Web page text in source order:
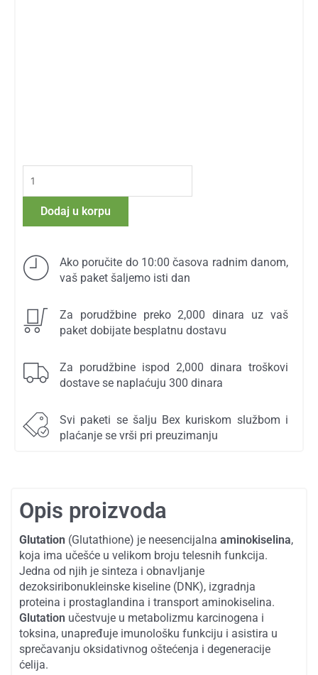
250
Dodaj u korpu
Ako poručite do 10:00 časova radnim danom,
vaš paket šaljemo isti dan
Za porudžbine preko 2,000 dinara uz vaš
paket dobijate besplatnu dostavu
Za porudžbine ispod 2,000 dinara troškovi
dostave se naplaćuju 300 dinara
Svi paketi se šalju Bex kuriskom službom i
plaćanje se vrši pri preuzimanju
Opis proizvoda
Glutation (Glutathione) je neesencijalna aminokiselina,
koja ima učešće u velikom broju telesnih funkcija.
Jedna od njih je sinteza i obnavljanje
dezoksiribonukleinske kiseline (DNK), izgradnja
proteina i prostaglandina i transport aminokiselina.
Glutation učestvuje u metabolizmu karcinogena i
toksina, unapređuje imunološku funkciju i asistira u
sprečavanju oksidativnog oštećenja i degeneracije
ćelija.